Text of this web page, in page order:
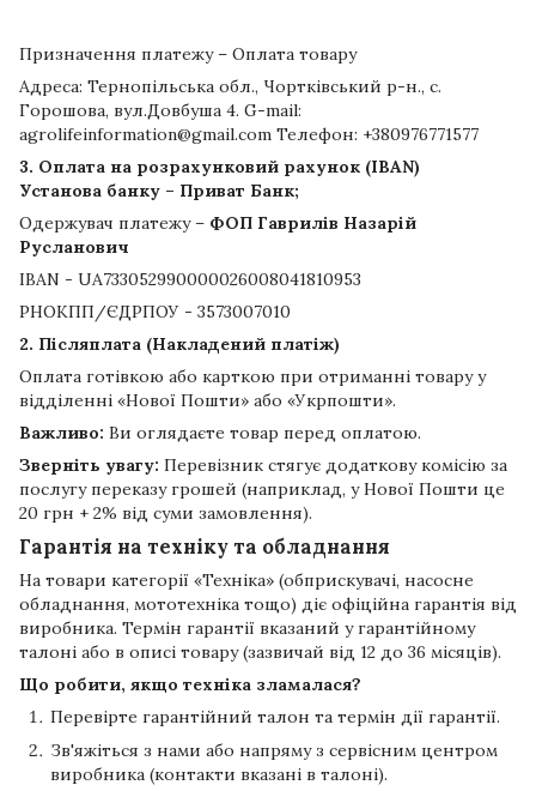
Призначення платежу – Оплата товару
Адреса: Тернопільська обл., Чортківський р-н., с.
Горошова, вул.Довбуша 4. G-mail:
agrolifeinformation@gmail.com Телефон: +380976771577
3. Оплата на розрахунковий рахунок (IBAN)
Установа банку – Приват Банк;
Одержувач платежу – ФОП Гаврилів Назарій
Русланович
IBAN - UA733052990000026008041810953
РНОКПП/ЄДРПОУ - 3573007010
2. Післяплата (Накладений платіж)
Оплата готівкою або карткою при отриманні товару у
відділенні «Нової Пошти» або «Укрпошти».
Важливо: Ви оглядаєте товар перед оплатою.
Зверніть увагу: Перевізник стягує додаткову комісію за
послугу переказу грошей (наприклад, у Нової Пошти це
20 грн + 2% від суми замовлення).
Гарантія на техніку та обладнання
На товари категорії «Техніка» (обприскувачі, насосне
обладнання, мототехніка тощо) діє офіційна гарантія від
виробника. Термін гарантії вказаний у гарантійному
талоні або в описі товару (зазвичай від 12 до 36 місяців).
Що робити, якщо техніка зламалася?
Перевірте гарантійний талон та термін дії гарантії.
Зв'яжіться з нами або напряму з сервісним центром
виробника (контакти вказані в талоні).